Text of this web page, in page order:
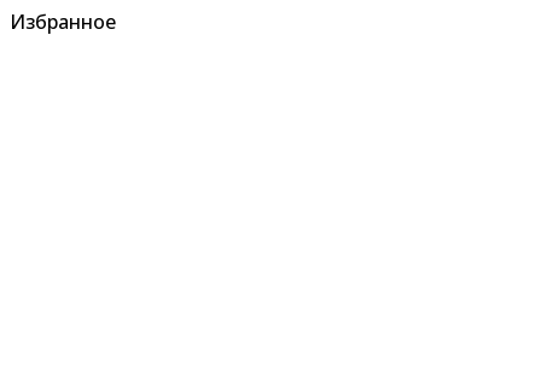
Избранное